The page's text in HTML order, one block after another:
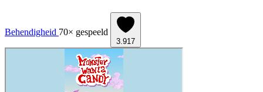
Behendigheid 70× gespeeld
3.917